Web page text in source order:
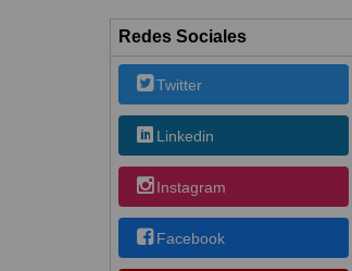
Redes Sociales
Twitter
Linkedin
Instagram
Facebook